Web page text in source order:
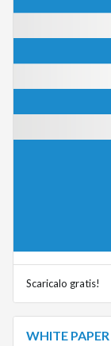
Scaricalo gratis!
WHITE PAPER